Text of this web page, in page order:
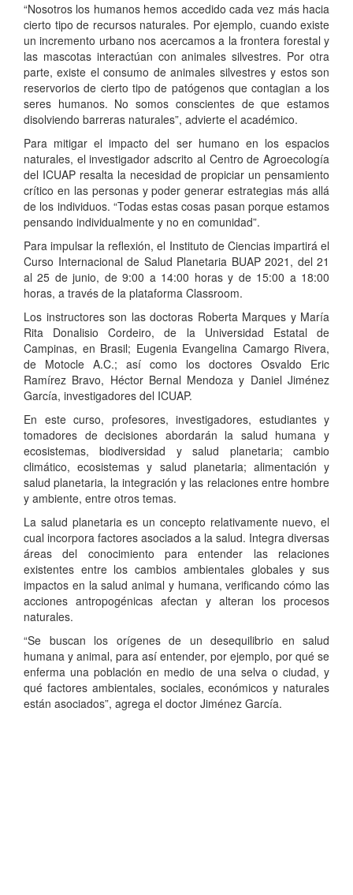
“Nosotros los humanos hemos accedido cada vez más hacia
cierto tipo de recursos naturales. Por ejemplo, cuando existe
un incremento urbano nos acercamos a la frontera forestal y
las mascotas interactúan con animales silvestres. Por otra
parte, existe el consumo de animales silvestres y estos son
reservorios de cierto tipo de patógenos que contagian a los
seres humanos. No somos conscientes de que estamos
disolviendo barreras naturales”, advierte el académico.
Para mitigar el impacto del ser humano en los espacios
naturales, el investigador adscrito al Centro de Agroecología
del ICUAP resalta la necesidad de propiciar un pensamiento
crítico en las personas y poder generar estrategias más allá
de los individuos. “Todas estas cosas pasan porque estamos
pensando individualmente y no en comunidad”.
Para impulsar la reflexión, el Instituto de Ciencias impartirá el
Curso Internacional de Salud Planetaria BUAP 2021, del 21
al 25 de junio, de 9:00 a 14:00 horas y de 15:00 a 18:00
horas, a través de la plataforma Classroom.
Los instructores son las doctoras Roberta Marques y María
Rita Donalisio Cordeiro, de la Universidad Estatal de
Campinas, en Brasil; Eugenia Evangelina Camargo Rivera,
de Motocle A.C.; así como los doctores Osvaldo Eric
Ramírez Bravo, Héctor Bernal Mendoza y Daniel Jiménez
García, investigadores del ICUAP.
En este curso, profesores, investigadores, estudiantes y
tomadores de decisiones abordarán la salud humana y
ecosistemas, biodiversidad y salud planetaria; cambio
climático, ecosistemas y salud planetaria; alimentación y
salud planetaria, la integración y las relaciones entre hombre
y ambiente, entre otros temas.
La salud planetaria es un concepto relativamente nuevo, el
cual incorpora factores asociados a la salud. Integra diversas
áreas del conocimiento para entender las relaciones
existentes entre los cambios ambientales globales y sus
impactos en la salud animal y humana, verificando cómo las
acciones antropogénicas afectan y alteran los procesos
naturales.
“Se buscan los orígenes de un desequilibrio en salud
humana y animal, para así entender, por ejemplo, por qué se
enferma una población en medio de una selva o ciudad, y
qué factores ambientales, sociales, económicos y naturales
están asociados”, agrega el doctor Jiménez García.